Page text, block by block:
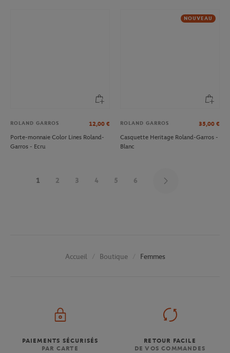
ROLAND GARROS 12,00 €
Porte-monnaie Color Lines Roland-
Garros - Ecru
NOUVEAU
ROLAND GARROS 35,00 €
Casquette Heritage Roland-Garros -
Blanc
1 2 3 4 5 6
Accueil Boutique Femmes
PAIEMENTS SÉCURISÉS
PAR CARTE
RETOUR FACILE
DE VOS COMMANDES